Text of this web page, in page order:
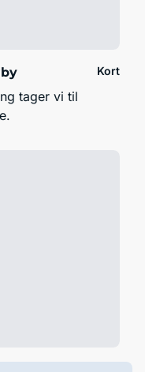
Kort
tager vi til